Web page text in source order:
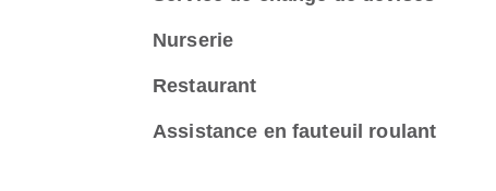
Nurserie
Restaurant
Assistance en fauteuil roulant